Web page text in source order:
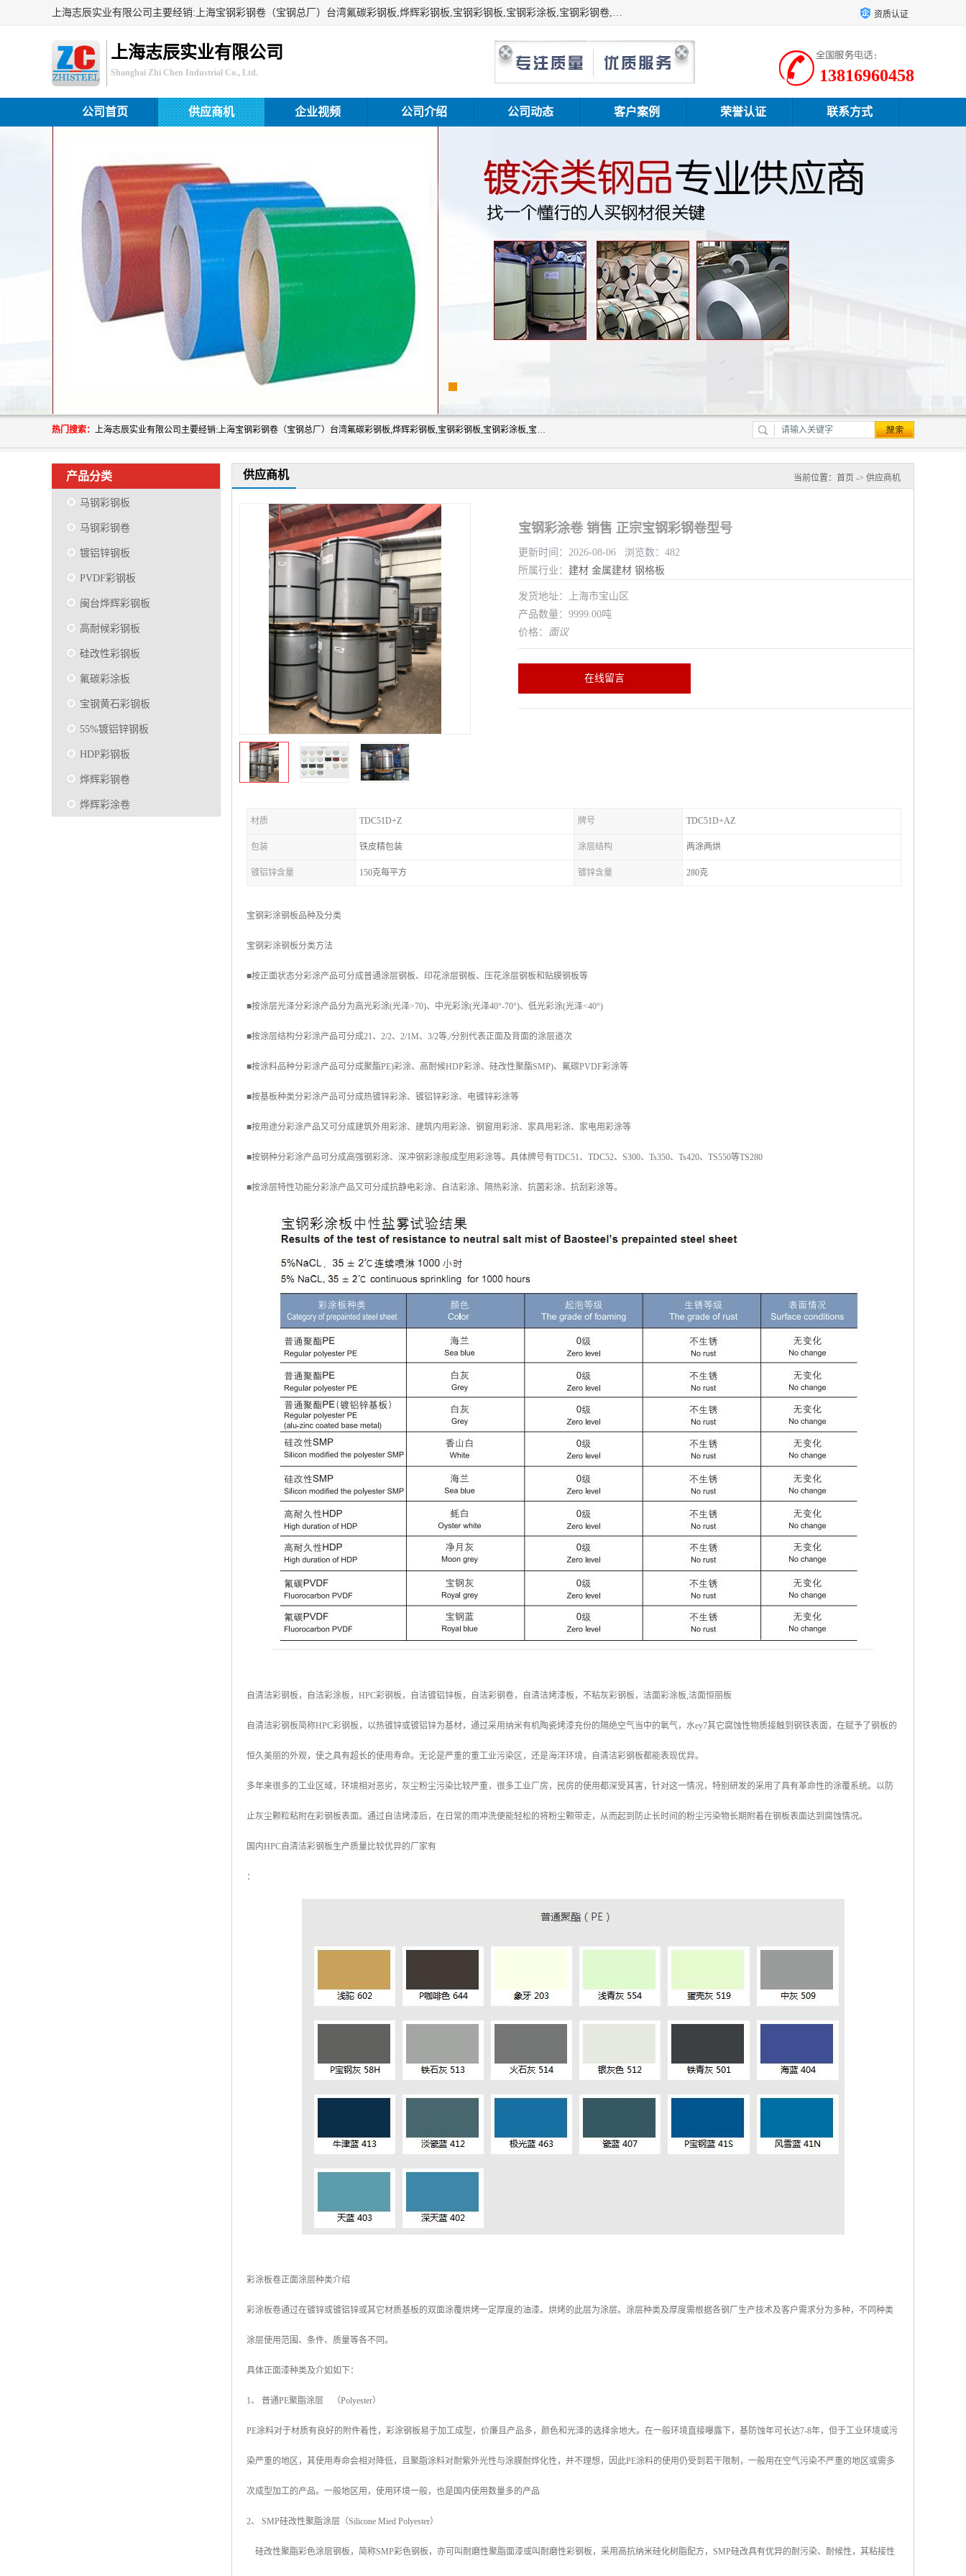
上海志辰实业有限公司主要经销:上海宝钢彩钢卷（宝钢总厂）台湾氟碳彩钢板,烨辉彩钢板,宝钢彩钢板,宝钢彩涂板,宝钢彩钢卷,马钢彩钢板,马钢彩钢卷,镀铝锌钢板,PVDF彩钢板,台湾烨辉彩钢板,高耐候彩钢板,硅改性彩钢板,规格齐全。 资质认证
上海志辰实业有限公司
Shanghai Zhi Chen Industrial Co., Ltd. 13816960458
公司首页 供应商机 企业视频 公司介绍 公司动态 客户案例 荣誉认证 联系方式
热门搜索： 上海志辰实业有限公司主要经销:上海宝钢彩钢卷（宝钢总厂）台湾氟碳彩钢板,烨辉彩钢板,宝钢彩钢板,宝钢彩涂板,宝钢彩钢卷,马钢彩钢板,马钢彩钢卷,镀铝锌钢板,PVDF彩钢板,台湾烨辉彩钢板,高耐候彩钢板,硅改性彩钢板,规格齐全。
产品分类
马钢彩钢板
马钢彩钢卷
镀铝锌钢板
PVDF彩钢板
闽台烨辉彩钢板
高耐候彩钢板
硅改性彩钢板
氟碳彩涂板
宝钢黄石彩钢板
55%镀铝锌钢板
HDP彩钢板
烨辉彩钢卷
烨辉彩涂卷
供应商机 当前位置： 首页 -> 供应商机
宝钢彩涂卷 销售 正宗宝钢彩钢卷型号
更新时间：2026-08-06 浏览数：482
所属行业： 建材 金属建材 钢格板
发货地址：上海市宝山区
产品数量：9999.00吨
价格： 面议
在线留言
材质 TDC51D+Z 牌号 TDC51D+AZ
包装 铁皮精包装 涂层结构 两涂两烘
镀铝锌含量 150克每平方 镀锌含量 280克
宝钢彩涂钢板品种及分类
宝钢彩涂钢板分类方法
■按正面状态分彩涂产品可分成普通涂层钢板、印花涂层钢板、压花涂层钢板和贴膜钢板等
■按涂层光泽分彩涂产品分为高光彩涂(光泽>70)、中光彩涂(光泽40°-70°)、低光彩涂(光泽<40°)
■按涂层结构分彩涂产品可分成21、2/2、2/1M、3/2等,/分别代表正面及背面的涂层道次
■按涂料品种分彩涂产品可分成聚酯PE)彩涂、高耐候HDP彩涂、硅改性聚酯SMP)、氟碳PVDF彩涂等
■按基板种类分彩涂产品可分成热镀锌彩涂、镀铝锌彩涂、电镀锌彩涂等
■按用途分彩涂产品又可分成建筑外用彩涂、建筑内用彩涂、钢窗用彩涂、家具用彩涂、家电用彩涂等
■按钢种分彩涂产品可分成高强钢彩涂、深冲钢彩涂般成型用彩涂等。具体牌号有TDC51、TDC52、S300、Ts350、Ts420、TS550等TS280
■按涂层特性功能分彩涂产品又可分成抗静电彩涂、自洁彩涂、隔热彩涂、抗菌彩涂、抗刮彩涂等。
自清洁彩钢板，自洁彩涂板，HPC彩钢板，自洁镀铝锌板，自洁彩钢卷，自清洁烤漆板，不粘灰彩钢板，洁面彩涂板,洁面恒丽板
自清洁彩钢板简称HPC彩钢板，以热镀锌或镀铝锌为基材，通过采用纳米有机陶瓷烤漆充份的隔绝空气当中的氧气，水ey7其它腐蚀性物质接触到钢铁表面，在赋予了钢板的
恒久美丽的外观，使之具有超长的使用寿命。无论是严重的重工业污染区，还是海洋环境，自清洁彩钢板都能表现优异。
多年来很多的工业区域，环境相对恶劣，灰尘粉尘污染比较严重，很多工业厂房，民房的使用都深受其害，针对这一情况，特别研发的采用了具有革命性的涂覆系统。以防
止灰尘颗粒粘附在彩钢板表面。通过自洁烤漆后，在日常的雨冲洗便能轻松的将粉尘颗带走，从而起到防止长时间的粉尘污染物长期附着在钢板表面达到腐蚀情况。
国内HPC自清洁彩钢板生产质量比较优异的厂家有
：
彩涂板卷正面涂层种类介绍
彩涂板卷通过在镀锌或镀铝锌或其它材质基板的双面涂覆烘烤一定厚度的油漆。烘烤的此层为涂层。涂层种类及厚度需根据各钢厂生产技术及客户需求分为多种，不同种类
涂层使用范围、条件、质量等各不同。
具体正面漆种类及介如如下：
1、 普通PE聚脂涂层 （Polyester）
PE涂料对于材质有良好的附件着性，彩涂钢板易于加工成型，价廉且产品多，颜色和光泽的选择余地大。在一般环境直接曝露下，基防蚀年可长达7-8年，但于工业环境或污
染严重的地区，其使用寿命会相对降低，且聚脂涂料对耐紫外光性与涂膜耐烨化性，并不理想，因此PE涂料的使用仍受到若干限制，一般用在空气污染不严重的地区或需多
次成型加工的产品。一般地区用，使用环境一般，也是国内使用数量多的产品
2、 SMP硅改性聚脂涂层（Silicone Mied Polyester）
硅改性聚脂彩色涂层钢板，简称SMP彩色钢板，亦可叫耐磨性聚脂面漆或叫耐磨性彩钢板，采用高抗纳米硅化树脂配方，SMP硅改具有优异的耐污染、耐候性，其粘接性